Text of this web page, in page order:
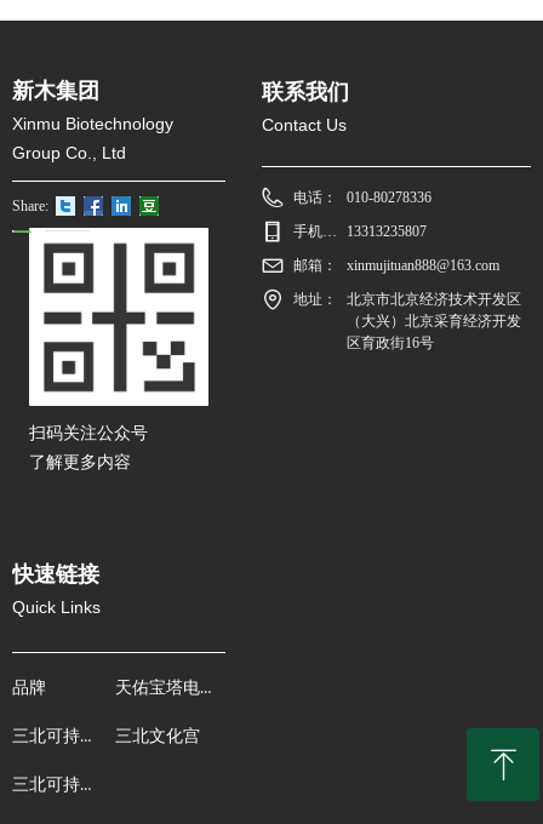
电话：
010-80278336
手机：13313236807
13313235807
邮箱：
xinmujituan888@163.com
地址：
北京市北京经济技术开发区
（大兴）北京采育经济开发
区育政街16号
联系我们
Contact Us
快速链接
Quick Links
品牌
三北可持续能源产业
三北可持续粮食产业
天佑宝塔电商
三北文化宫
扫码关注公众号
了解更多内容
Share:
1
新木集团
Xinmu Biotechnology
Group Co., Ltd
ꁸ